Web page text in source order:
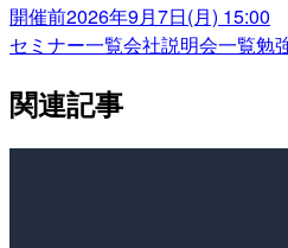
開催前2026年9月7日(月) 15:00
セミナー一覧会社説明会一覧勉
関連記事